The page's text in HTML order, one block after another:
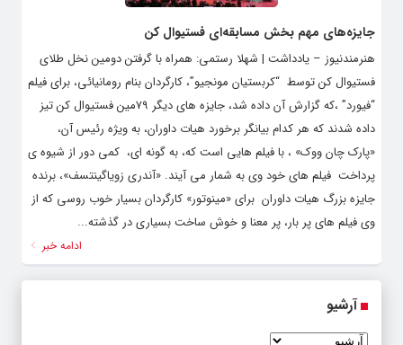
جایزه‌های مهم بخش مسابقه‌ای فستیوال کن
هنرمندنیوز – یادداشت | شهلا رستمی: همراه با گرفتن دومین نخل طلای
فستیوال کن توسط “کربستیان مونجیو”، کارگردان بنام رومانیائی، برای فیلم
“فیورد” ،که گزارش آن داده شد، جایزه های دیگر ۷۹مین فستیوال کن تیز
داده شدند که هر کدام بیانگر برخورد هیات داوران، به ویژه رئیس آن،
«پارک چان ووک» ، با فیلم هایی است که، به گونه ای، کمی دور از شیوه ی
پرداخت فیلم های خود وی به شمار می آیند. «آندری زویاگینتسف»، برنده
جایزه بزرگ هیات داوران برای «مینوتور» کارگردان بسیار خوب روسی که از
وی فیلم های پر بار، پر معنا و خوش ساخت بسیاری در گذشته...
ادامه خبر
آرشیو